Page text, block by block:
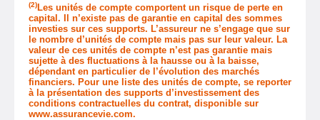
(2)Les unités de compte comportent un risque de perte en
capital. Il n’existe pas de garantie en capital des sommes
investies sur ces supports. L’assureur ne s’engage que sur
le nombre d’unités de compte mais pas sur leur valeur. La
valeur de ces unités de compte n’est pas garantie mais
sujette à des fluctuations à la hausse ou à la baisse,
dépendant en particulier de l’évolution des marchés
financiers. Pour une liste des unités de compte, se reporter
à la présentation des supports d’investissement des
conditions contractuelles du contrat, disponible sur
www.assurancevie.com.